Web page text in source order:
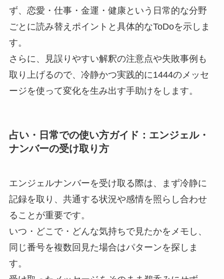
ず、恋愛・仕事・金運・健康という日常的な分野
ごとに読み替えポイントと具体的なToDoを示しま
す。
さらに、見誤りやすい解釈の注意点や失敗事例も
取り上げるので、冷静かつ実践的に1444のメッセ
ージを使って変化を生み出す手助けをします。
占い・日常での使い方ガイド：エンジェル・
ナンバーの受け取り方
エンジェルナンバーを受け取る際は、まず冷静に
記録を取り、共通する状況や感情を照らし合わせ
ることが重要です。
いつ・どこで・どんな気持ちで見たかをメモし、
同じ番号を複数回見た場合はパターンを探しま
す。